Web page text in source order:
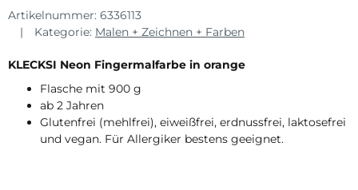
Artikelnummer: 6336113
Kategorie: Malen + Zeichnen + Farben
KLECKSI Neon Fingermalfarbe in orange
Flasche mit 900 g
ab 2 Jahren
Glutenfrei (mehlfrei), eiweißfrei, erdnussfrei, laktosefrei
und vegan. Für Allergiker bestens geeignet.